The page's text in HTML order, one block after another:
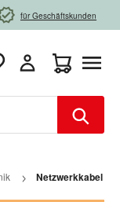
für Geschäftskunden
Netzwerkkabel